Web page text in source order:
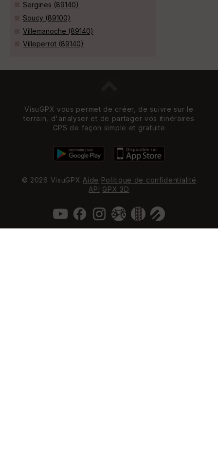
Sergines (89140)
Soucy (89100)
Villemanoche (89140)
Villeperrot (89140)
VisuGPX vous permet de créer, de suivre sur le
terrain, d'analyser et de partager vos itinéraires
GPS de façon simple et gratuite
© 2026 VisuGPX Aide Politique de confidentialité
API GPX 3D